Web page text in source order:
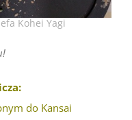
Kohei Yagi
do Kansai